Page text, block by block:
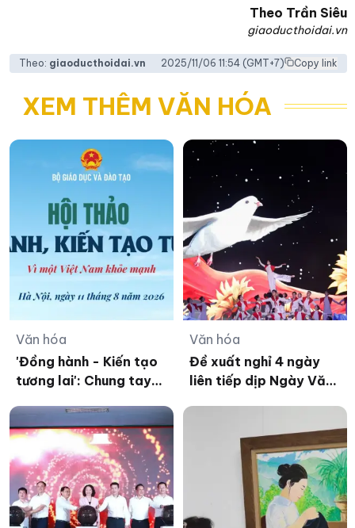
Theo Trần Siêu
giaoducthoidai.vn
Theo: giaoducthoidai.vn 2025/11/06 11:54(GMT+7) Copy link
XEM THÊM VĂN HÓA
Văn hóa
'Đồng hành - Kiến tạo
tương lai': Chung tay
Văn hóa
Đề xuất nghỉ 4 ngày
liên tiếp dịp Ngày Văn